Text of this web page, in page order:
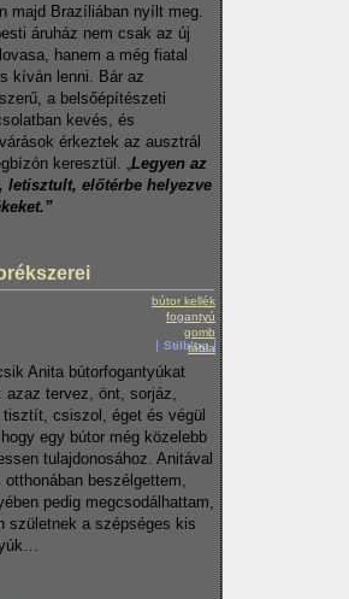
majd Brazíliában nyílt meg.
áruház nem csak az új
hanem a még fiatal
kíván lenni. Bár az
a belsőépítészeti
kevés, és
érkeztek az ausztrál
keresztül. „ Legyen az
letisztult, előtérbe helyezve
bútor kellék
fogantyú
gomb
tábla
Stilblog
Anita bútorfogantyúkat
azaz tervez, önt, sorjáz,
csiszol, éget és végül
egy bútor még közelebb
tulajdonosához. Anitával
otthonában beszélgettem,
pedig megcsodálhattam,
születnek a szépséges kis